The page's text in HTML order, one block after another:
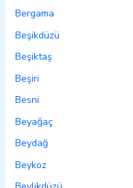
Bergama
Beşikdüzü
Beşiktaş
Beşiri
Besni
Beyağaç
Beydağ
Beykoz